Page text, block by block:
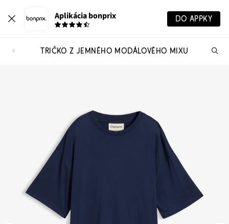
Aplikácia bonprix DO APPKY
TRIČKO Z JEMNÉHO MODÁLOVÉHO MIXU